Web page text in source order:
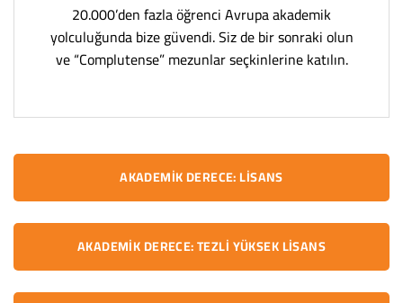
20.000’den fazla öğrenci Avrupa akademik
yolculuğunda bize güvendi. Siz de bir sonraki olun
ve “Complutense” mezunlar seçkinlerine katılın.
AKADEMIK DERECE: LISANS
AKADEMIK DERECE: TEZLI YÜKSEK LISANS